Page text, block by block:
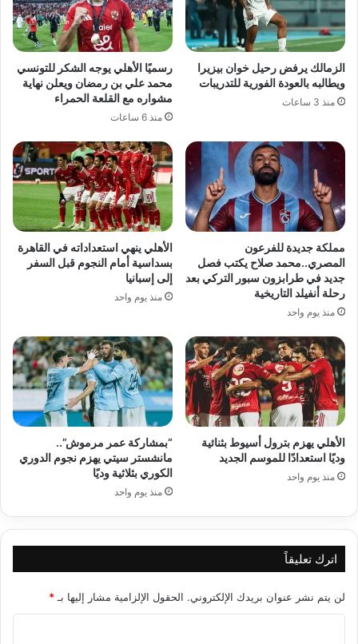
الزمالك يرفض رحيل خوان بيزيرا
ويطالبه بالعودة الفورية للتدريبات
منذ 3 ساعات
رسميًا الأهلي يوجه الشكر للتونسي
محمد علي بن رمضان ويعلن نهاية
مشواره مع القلعة الحمراء
منذ 6 ساعات
مملكة جديدة للفرعون
المصري..محمد صلاح يكتب فصل
جديد في طرابزون سبور التركي بعد
رحلة أنفيلد التاريخية
منذ يوم واحد
الأهلي ينهي استعداداته في القاهرة
بسداسية أمام النجوم قبل السفر
إلى إسبانيا
منذ يوم واحد
الأهلي يهزم بترول أسيوط بثنائية
وديًا استعدادًا للموسم الجديد
منذ يوم واحد
“بمشاركة عمر مرموش”..
مانشستر سيتي يهزم نجوم الدوري
الكوري بثلاثية وديًا
منذ يوم واحد
اترك تعليقاً
لن يتم نشر عنوان بريدك الإلكتروني. الحقول الإلزامية مشار إليها بـ *